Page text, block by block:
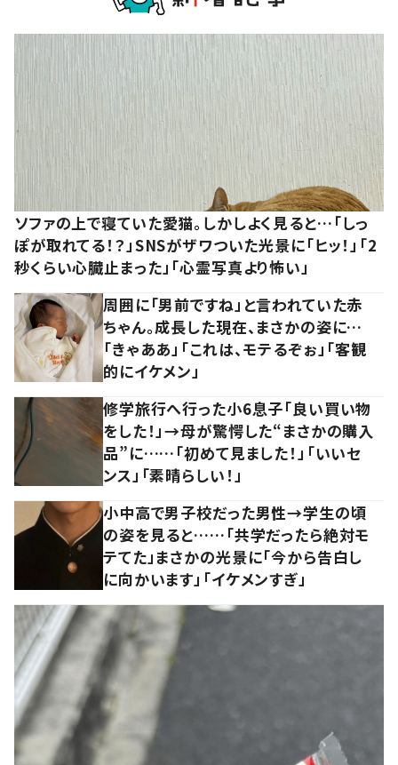
ソファの上で寝ていた愛猫。しかしよく見ると…「しっ
ぽが取れてる！？」SNSがザワついた光景に「ヒッ！」「2
秒くらい心臓止まった」「心霊写真より怖い」
周囲に「男前ですね」と言われていた赤
ちゃん。成長した現在、まさかの姿に…
「きゃああ」「これは、モテるぞぉ」「客観
的にイケメン」
修学旅行へ行った小6息子「良い買い物
をした！」→母が驚愕した“まさかの購入
品”に……「初めて見ました！」「いいセ
ンス」「素晴らしい！」
小中高で男子校だった男性→学生の頃
の姿を見ると……「共学だったら絶対モ
テてた」まさかの光景に「今から告白し
に向かいます」「イケメンすぎ」